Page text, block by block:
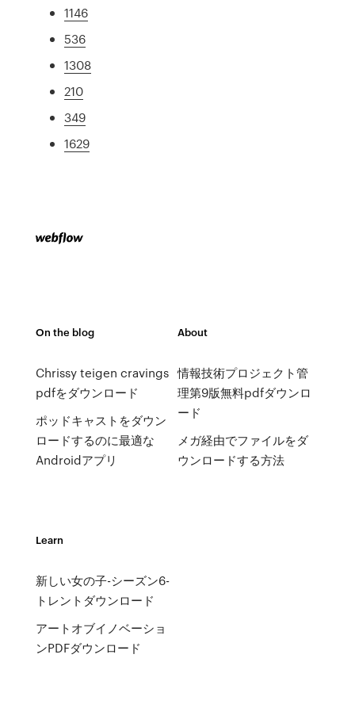
1146
536
1308
210
349
1629
On the blog
Chrissy teigen cravings
pdfをダウンロード
ポッドキャストをダウン
ロードするのに最適な
Androidアプリ
About
情報技術プロジェクト管
理第9版無料pdfダウンロ
ード
メガ経由でファイルをダ
ウンロードする方法
Learn
新しい女の子-シーズン6-
トレントダウンロード
アートオブイノベーショ
ンPDFダウンロード